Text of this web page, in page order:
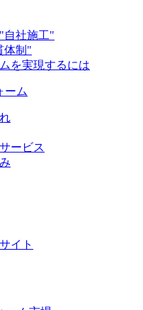
自社施工"
体制"
を実現するには
ーム
ービス
イト